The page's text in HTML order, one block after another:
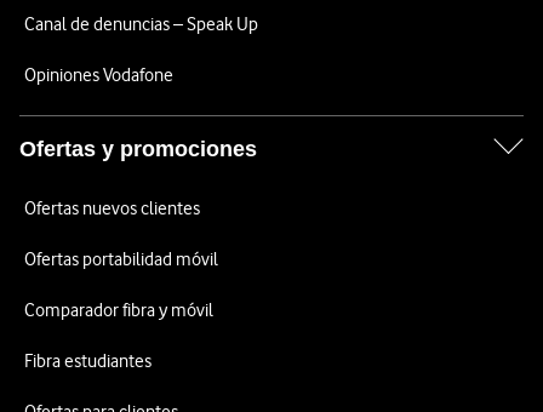
Canal de denuncias – Speak Up
Opiniones Vodafone
Ofertas y promociones
Ofertas nuevos clientes
Ofertas portabilidad móvil
Comparador fibra y móvil
Fibra estudiantes